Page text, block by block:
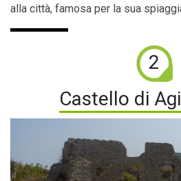
alla città, famosa per la sua
2
Castello di